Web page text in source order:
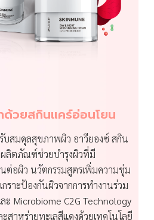
ด้วยสกินแคร์อ่อนโยน
บสมดุลสุขภาพผิว อาวียองซ์ สกิน
ลิตภัณฑ์ช่วยบำรุงผิวที่มี
ต่อผิว นวัตกรรมสูตรเพิ่มความชุ่ม
ราะป้องกันผิวจากการทำงานร่วม
ะ Microbiome C2G Technology
สาหร่ายทะเลสีแดงด้วยเทคโนโลยี